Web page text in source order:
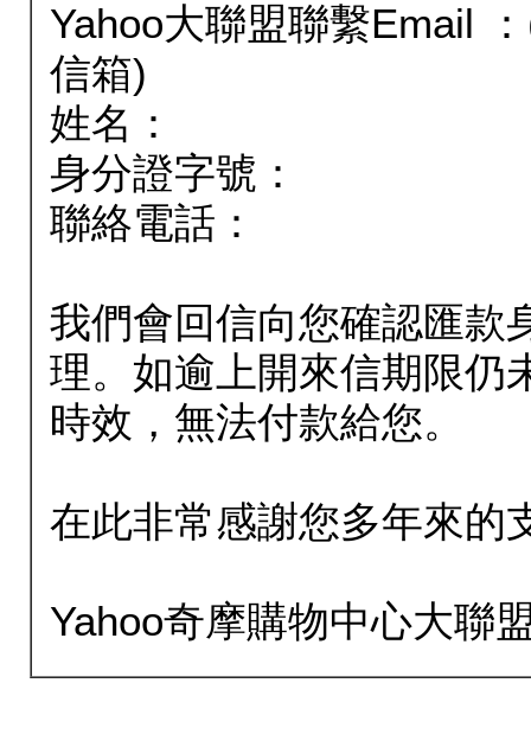
Yahoo大聯盟聯繫Email
信箱)
姓名：
身分證字號：
聯絡電話：
我們會回信向您確認匯款
理。如逾上開來信期限仍
時效，無法付款給您。
在此非常感謝您多年來的
Yahoo奇摩購物中心大